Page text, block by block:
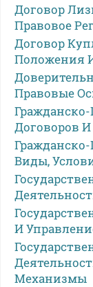
Договор
Правовое
Договор
Положения
Правовые
Договоров И
Виды,
И
Механизмы